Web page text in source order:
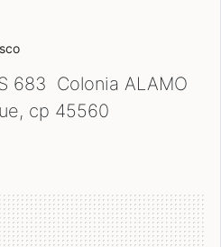
683 Colonia ALAMO
cp 45560